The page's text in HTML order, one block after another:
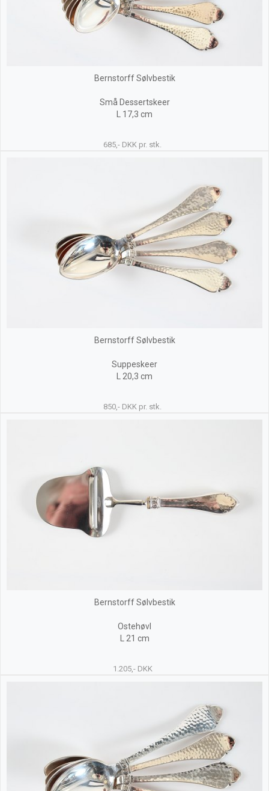
Bernstorff Sølvbestik
Små Dessertskeer
L 17,3 cm
685,- DKK pr. stk.
Bernstorff Sølvbestik
Suppeskeer
L 20,3 cm
850,- DKK pr. stk.
Bernstorff Sølvbestik
Ostehøvl
L 21 cm
1.205,- DKK